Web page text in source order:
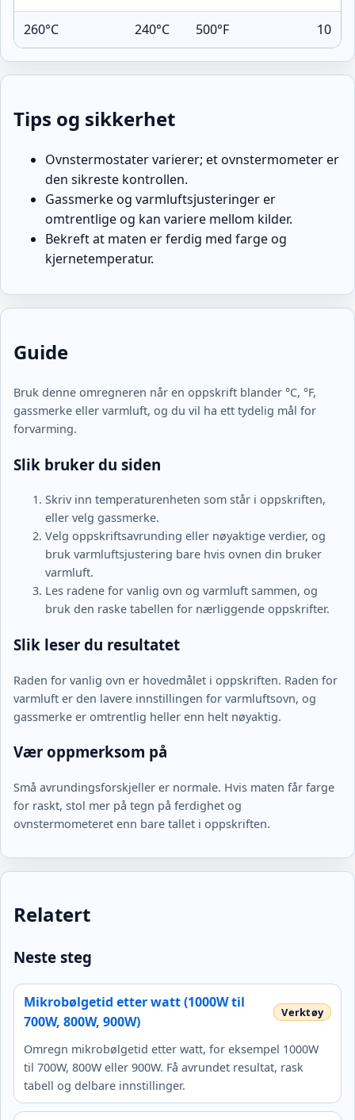
260°C 240°C 500°F 10
Tips og sikkerhet
Ovnstermostater varierer; et ovnstermometer er
den sikreste kontrollen.
Gassmerke og varmluftsjusteringer er
omtrentlige og kan variere mellom kilder.
Bekreft at maten er ferdig med farge og
kjernetemperatur.
Guide
Bruk denne omregneren når en oppskrift blander °C, °F,
gassmerke eller varmluft, og du vil ha ett tydelig mål for
forvarming.
Slik bruker du siden
Skriv inn temperaturenheten som står i oppskriften,
eller velg gassmerke.
Velg oppskriftsavrunding eller nøyaktige verdier, og
bruk varmluftsjustering bare hvis ovnen din bruker
varmluft.
Les radene for vanlig ovn og varmluft sammen, og
bruk den raske tabellen for nærliggende oppskrifter.
Slik leser du resultatet
Raden for vanlig ovn er hovedmålet i oppskriften. Raden for
varmluft er den lavere innstillingen for varmluftsovn, og
gassmerke er omtrentlig heller enn helt nøyaktig.
Vær oppmerksom på
Små avrundingsforskjeller er normale. Hvis maten får farge
for raskt, stol mer på tegn på ferdighet og
ovnstermometeret enn bare tallet i oppskriften.
Relatert
Neste steg
Mikrobølgetid etter watt (1000W til
700W, 800W, 900W)
Omregn mikrobølgetid etter watt, for eksempel 1000W
til 700W, 800W eller 900W. Få avrundet resultat, rask
tabell og delbare innstillinger.